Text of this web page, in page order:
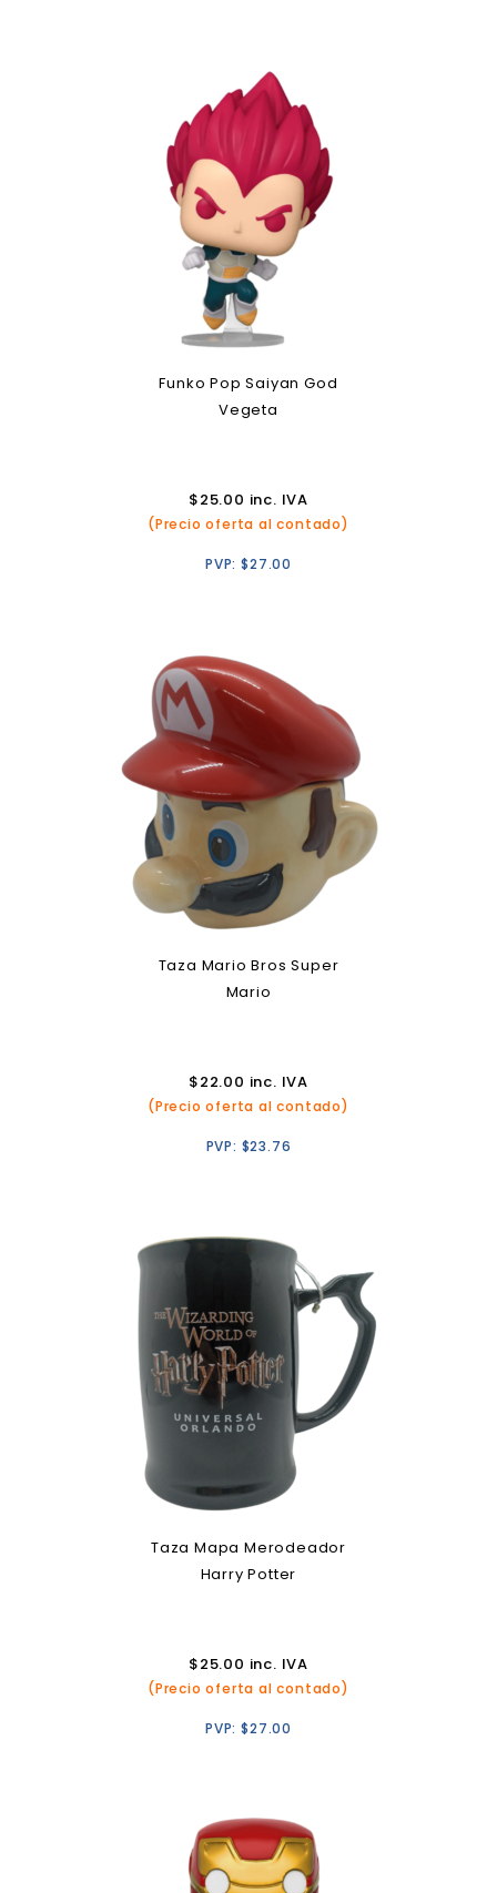
Funko Pop Saiyan God
Vegeta
$25.00 inc. IVA
(Precio oferta al contado)
PVP:$27.00
Taza Mario Bros Super
Mario
$22.00 inc. IVA
(Precio oferta al contado)
PVP: $23.76
Taza Mapa Merodeador
Harry Potter
$25.00 inc. IVA
(Precio oferta al contado)
PVP:$27.00